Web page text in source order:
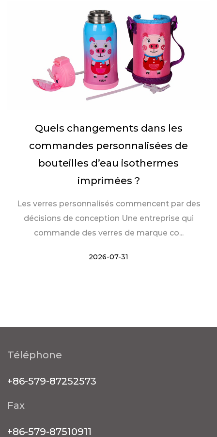
Quels changements dans les
commandes personnalisées de
bouteilles d’eau isothermes
imprimées ?
Les verres personnalisés commencent par des
décisions de conception Une entreprise qui
commande des verres de marque co...
2026-07-31
Téléphone
+86-579-87252573
Fax
+86-579-87510911